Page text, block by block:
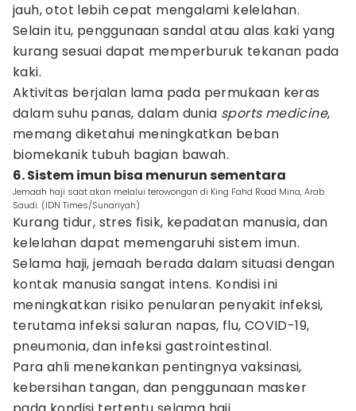
jauh, otot lebih cepat mengalami kelelahan.
Selain itu, penggunaan sandal atau alas kaki yang
kurang sesuai dapat memperburuk tekanan pada
kaki.
Aktivitas berjalan lama pada permukaan keras
dalam suhu panas, dalam dunia sports medicine,
memang diketahui meningkatkan beban
biomekanik tubuh bagian bawah.
6. Sistem imun bisa menurun sementara
Jemaah haji saat akan melalui terowongan di King Fahd Road Mina, Arab
Saudi. (IDN Times/Sunariyah)
Kurang tidur, stres fisik, kepadatan manusia, dan
kelelahan dapat memengaruhi sistem imun.
Selama haji, jemaah berada dalam situasi dengan
kontak manusia sangat intens. Kondisi ini
meningkatkan risiko penularan penyakit infeksi,
terutama infeksi saluran napas, flu, COVID-19,
pneumonia, dan infeksi gastrointestinal.
Para ahli menekankan pentingnya vaksinasi,
kebersihan tangan, dan penggunaan masker